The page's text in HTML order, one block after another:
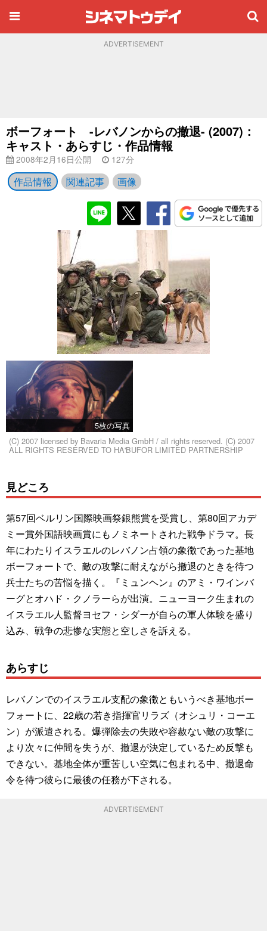
ADVERTISEMENT
ボーフォート -レバノンからの撤退- (2007)：
キャスト・あらすじ・作品情報
2008年2月16日公開 127分
作品情報 関連記事 画像
5枚の写真
(C) 2007 licensed by Bavaria Media GmbH / all rights reserved. (C) 2007
ALL RIGHTS RESERVED TO HA'BUFOR LIMITED PARTNERSHIP
見どころ
第57回ベルリン国際映画祭銀熊賞を受賞し、第80回アカデ
ミー賞外国語映画賞にもノミネートされた戦争ドラマ。長
年にわたりイスラエルのレバノン占領の象徴であった基地
ボーフォートで、敵の攻撃に耐えながら撤退のときを待つ
兵士たちの苦悩を描く。『ミュンヘン』のアミ・ワインバ
ーグとオハド・クノラーらが出演。ニューヨーク生まれの
イスラエル人監督ヨセフ・シダーが自らの軍人体験を盛り
込み、戦争の悲惨な実態と空しさを訴える。
あらすじ
レバノンでのイスラエル支配の象徴ともいうべき基地ボー
フォートに、22歳の若き指揮官リラズ（オシュリ・コーエ
ン）が派遣される。爆弾除去の失敗や容赦ない敵の攻撃に
より次々に仲間を失うが、撤退が決定しているため反撃も
できない。基地全体が重苦しい空気に包まれる中、撤退命
令を待つ彼らに最後の任務が下される。
ADVERTISEMENT